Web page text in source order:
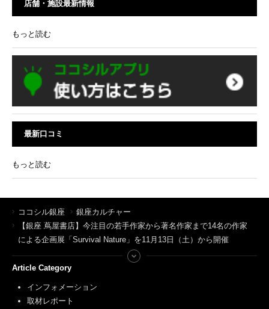
店舗・施設最新情報
もっと読む
最新口コミ
もっと読む
ココシル銀座
銀座カルチャー
【銀座 蔦屋書店】今注目の若手作家から著名作家まで14名の作家
による企画展「Survival Nature」を11月13日（土）から開催
Article Category
インフォメーション
取材レポート